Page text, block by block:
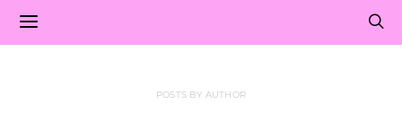
POSTS BY AUTHOR